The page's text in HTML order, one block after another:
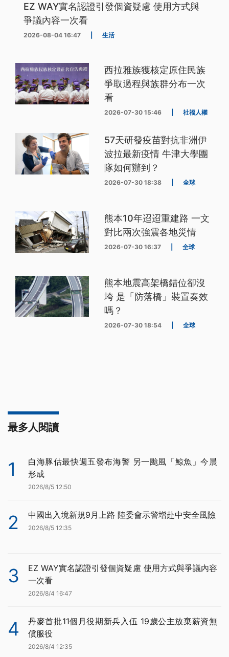
EZ WAY實名認證引發個資疑慮 使用方式與
爭議內容一次看
2026-08-04 16:47 生活
西拉雅族獲核定原住民族
爭取過程與族群分布一次
看
2026-07-30 15:46 社福人權
57天研發疫苗對抗非洲伊
波拉最新疫情 牛津大學團
隊如何辦到？
2026-07-30 18:38 全球
熊本10年迢迢重建路 一文
對比兩次強震各地災情
2026-07-30 16:37 全球
熊本地震高架橋錯位卻沒
垮 是「防落橋」裝置奏效
嗎？
2026-07-30 18:54 全球
最多人閱讀
1
白海豚估最快週五發布海警 另一颱風「鯨魚」今晨
形成
2026/8/5 12:50
2 中國出入境新規9月上路 陸委會示警增赴中安全風險
2026/8/5 12:35
3
EZ WAY實名認證引發個資疑慮 使用方式與爭議內容
一次看
2026/8/4 16:47
4
丹麥首批11個月役期新兵入伍 19歲公主放棄薪資無
償服役
2026/8/4 12:35